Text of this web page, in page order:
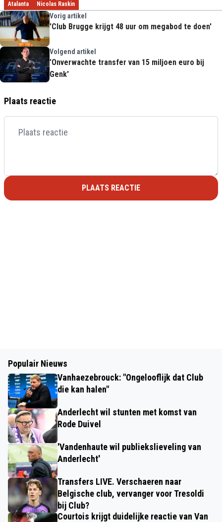
Atalanta Nicolas Raskin
Vorig artikel
'Club Brugge krijgt 48 uur om megabod te doen'
Volgend artikel
'Onverwachte transfer van 15 miljoen euro bij
Genk'
Plaats reactie
PLAATS REACTIE
Populair Nieuws
Vanhaezebrouck: "Ongelooflijk dat Club
die kan halen"
Anderlecht wil stunten met komst van
Rode Duivel
'Vandenhaute wil publiekslieveling van
Anderlecht'
Transfers LIVE. Verschaeren naar
Belgische club, vervanger voor Tresoldi
bij Club?
Courtois krijgt duidelijke reactie van Van